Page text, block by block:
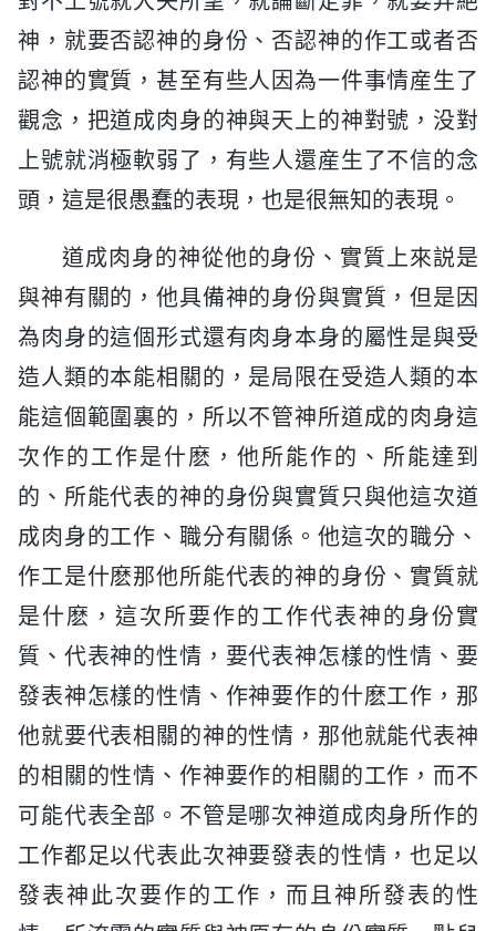
神，就要否認神的身份、否認神的作工或者否
認神的實質，甚至有些人因為一件事情産生了
觀念，把道成肉身的神與天上的神對號，没對
上號就消極軟弱了，有些人還産生了不信的念
頭，這是很愚蠢的表現，也是很無知的表現。
道成肉身的神從他的身份、實質上來説是
與神有關的，他具備神的身份與實質，但是因
為肉身的這個形式還有肉身本身的屬性是與受
造人類的本能相關的，是局限在受造人類的本
能這個範圍裏的，所以不管神所道成的肉身這
次作的工作是什麽，他所能作的、所能達到
的、所能代表的神的身份與實質只與他這次道
成肉身的工作、職分有關係。他這次的職分、
作工是什麽那他所能代表的神的身份、實質就
是什麽，這次所要作的工作代表神的身份實
質、代表神的性情，要代表神怎樣的性情、要
發表神怎樣的性情、作神要作的什麽工作，那
他就要代表相關的神的性情，那他就能代表神
的相關的性情、作神要作的相關的工作，而不
可能代表全部。不管是哪次神道成肉身所作的
工作都足以代表此次神要發表的性情，也足以
發表神此次要作的工作，而且神所發表的性